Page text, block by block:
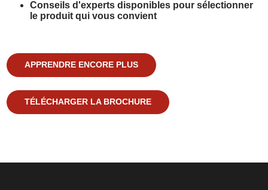
Conseils d'experts disponibles pour sélectionner
le produit qui vous convient
APPRENDRE ENCORE PLUS
TÉLÉCHARGER LA BROCHURE